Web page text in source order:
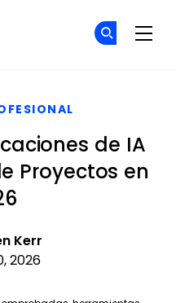
de IA
Proyectos en
Kerr
2026